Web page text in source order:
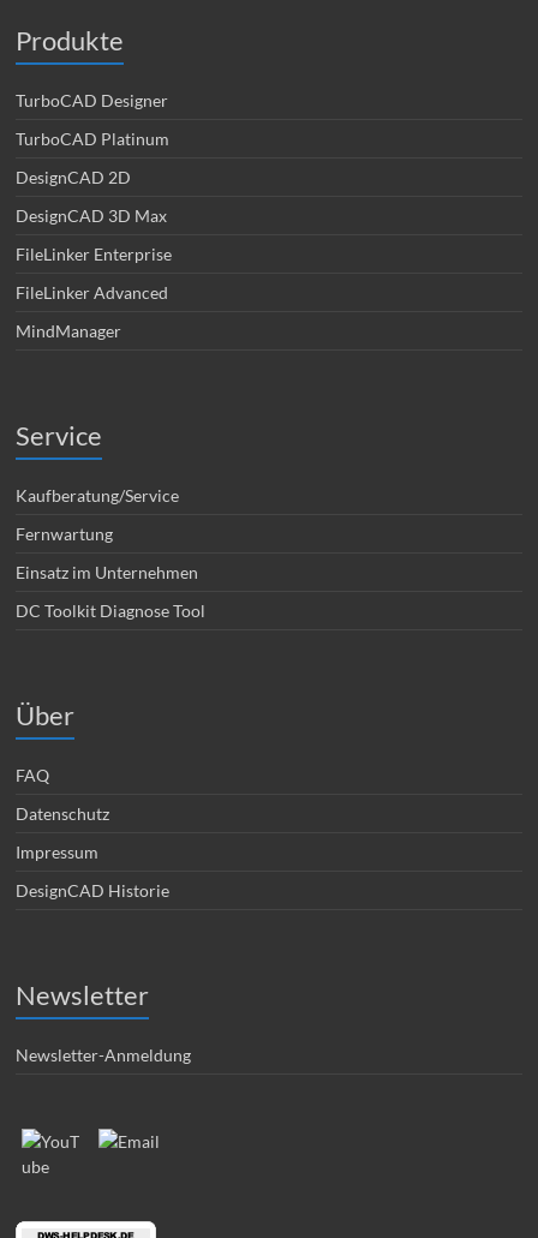
Produkte
TurboCAD Designer
TurboCAD Platinum
DesignCAD 2D
DesignCAD 3D Max
FileLinker Enterprise
FileLinker Advanced
MindManager
Service
Kaufberatung/Service
Fernwartung
Einsatz im Unternehmen
DC Toolkit Diagnose Tool
Über
FAQ
Datenschutz
Impressum
DesignCAD Historie
Newsletter
Newsletter-Anmeldung